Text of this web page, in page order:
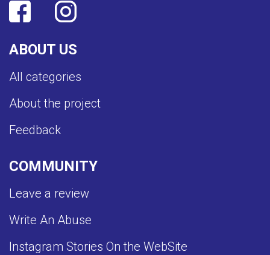
ABOUT US
All categories
About the project
Feedback
COMMUNITY
Leave a review
Write An Abuse
Instagram Stories On the WebSite